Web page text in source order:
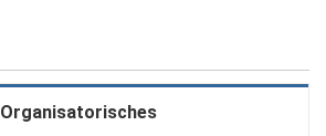
Organisatorisches